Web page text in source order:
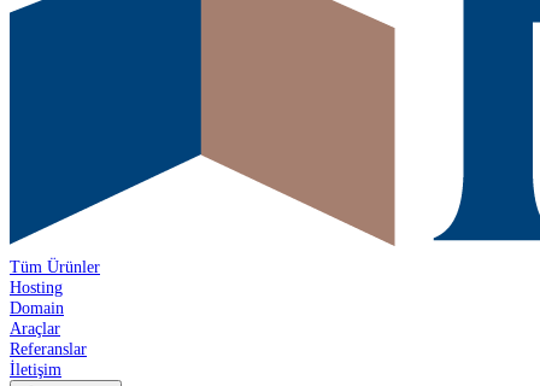
Tüm Ürünler
Hosting
Domain
Araçlar
Referanslar
İletişim